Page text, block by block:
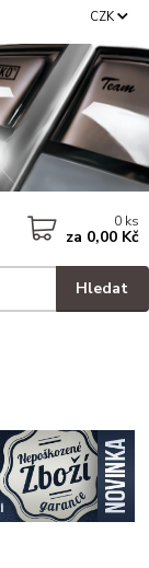
CZK
Hledat
0 ks
za 0,00 Kč